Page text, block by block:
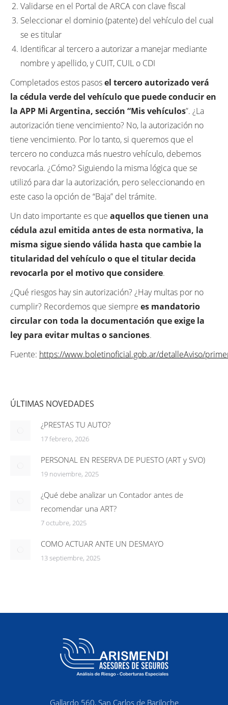
Validarse en el Portal de ARCA con clave fiscal
Seleccionar el dominio (patente) del vehículo del cual
se es titular
Identificar al tercero a autorizar a manejar mediante
nombre y apellido, y CUIT, CUIL o CDI
Completados estos pasosel tercero autorizado verá
la cédula verde del vehículo que puede conducir en
la APP Mi Argentina, sección “Mis vehículos”. ¿La
autorización tiene vencimiento? No, la autorización no
tiene vencimiento. Por lo tanto, si queremos que el
tercero no conduzca más nuestro vehículo, debemos
revocarla. ¿Cómo? Siguiendo la misma lógica que se
utilizó para dar la autorización, pero seleccionando en
este caso la opción de “Baja” del trámite.
Un dato importante es que aquellos que tienen una
cédula azul emitida antes de esta normativa, la
misma sigue siendo válida hasta que cambie la
titularidad del vehículo o que el titular decida
revocarla por el motivo que considere.
¿Qué riesgos hay sin autorización? ¿Hay multas por no
cumplir? Recordemos que siempre es mandatorio
circular con toda la documentación que exige la
ley para evitar multas o sanciones.
Fuente: https://www.boletinoficial.gob.ar/detalleAviso/
ÚLTIMAS NOVEDADES
¿PRESTAS TU AUTO?
17 febrero, 2026
PERSONAL EN RESERVA DE PUESTO (ART y SVO)
19 noviembre, 2025
¿Qué debe analizar un Contador antes de
recomendar una ART?
7 octubre, 2025
COMO ACTUAR ANTE UN DESMAYO
13 septiembre, 2025
Gallardo 560, San Carlos de Bariloche